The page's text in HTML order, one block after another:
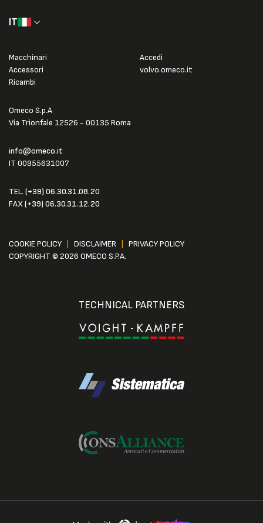
IT
Omeco S.p.A
Via Trionfale 12526 - 00135 Roma
info@omeco.it
IT 00955631007
TEL. (+39) 06.30.31.08.20
FAX(+39) 06.30.31.12.20
Macchinari
Accessori
Ricambi
Accedi
volvo.omeco.it
COOKIE POLICY DISCLAIMER
PRIVACY POLICY
COPYRIGHT © 2026 OMECO S.P.A.
TECHNICAL PARTNERS